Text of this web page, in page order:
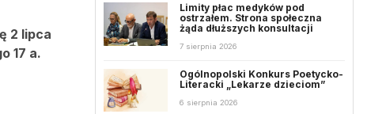
2 lipca
17 a.
Limity płac medyków pod
ostrzałem. Strona społeczna
żąda dłuższych konsultacji
7 sierpnia 2026
Ogólnopolski Konkurs Poetycko-
Literacki „Lekarze dzieciom”
6 sierpnia 2026